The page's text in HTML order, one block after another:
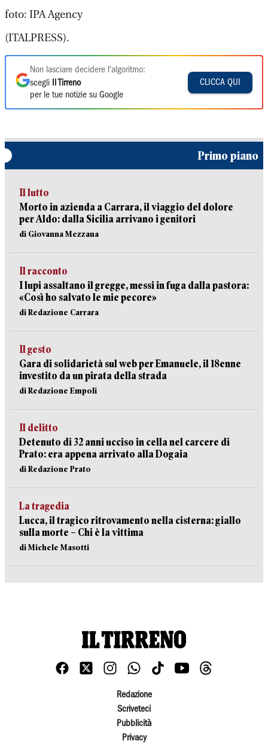
foto: IPA Agency
(ITALPRESS).
Non lasciare decidere l'algoritmo:
scegli
Il Tirreno
per le tue notizie su Google
CLICCA QUI
Primo piano
Il lutto
Morto in azienda a Carrara, il viaggio del dolore
per Aldo: dalla Sicilia arrivano i genitori
di Giovanna Mezzana
Il racconto
I lupi assaltano il gregge, messi in fuga dalla pastora:
«Così ho salvato le mie pecore»
di Redazione Carrara
Il gesto
Gara di solidarietà sul web per Emanuele, il 18enne
investito da un pirata della strada
di Redazione Empoli
Il delitto
Detenuto di 32 anni ucciso in cella nel carcere di
Prato: era appena arrivato alla Dogaia
di Redazione Prato
La tragedia
Lucca, il tragico ritrovamento nella cisterna: giallo
sulla morte – Chi è la vittima
di Michele Masotti
Redazione
Scriveteci
Pubblicità
Privacy